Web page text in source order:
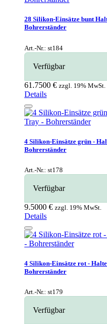
28 Silikon-Einsätze bunt
Bohrerständer
Art.-Nr.: st184
Verfügbar
61.7500 € zzgl. 19% MwSt.
Details
4 Silikon-Einsätze grün -
Bohrerständer
Art.-Nr.: st178
Verfügbar
9.5000 € zzgl. 19% MwSt.
Details
4 Silikon-Einsätze rot -
Bohrerständer
Art.-Nr.: st179
Verfügbar